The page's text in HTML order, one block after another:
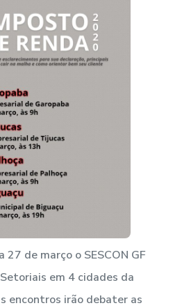
de março o SESCON GF
em 4 cidades da
encontros irão debater as